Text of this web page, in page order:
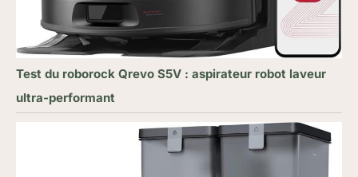
Test du roborock Qrevo S5V : aspirateur robot laveur
ultra-performant